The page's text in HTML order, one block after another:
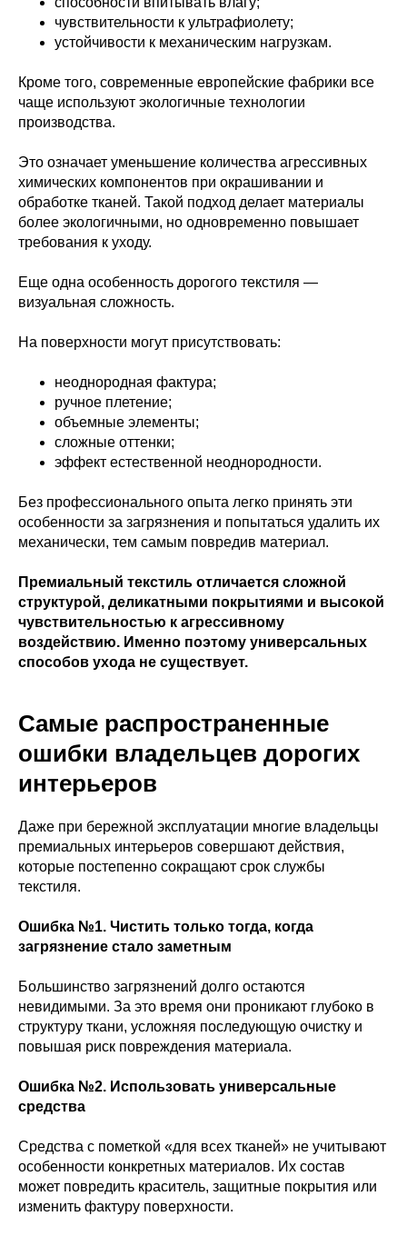
чувствительности к ультрафиолету;
устойчивости к механическим нагрузкам.
Кроме того, современные европейские фабрики все
чаще используют экологичные технологии
производства.
Это означает уменьшение количества агрессивных
химических компонентов при окрашивании и
обработке тканей. Такой подход делает материалы
более экологичными, но одновременно повышает
требования к уходу.
Еще одна особенность дорогого текстиля —
визуальная сложность.
На поверхности могут присутствовать:
неоднородная фактура;
ручное плетение;
объемные элементы;
сложные оттенки;
эффект естественной неоднородности.
Без профессионального опыта легко принять эти
особенности за загрязнения и попытаться удалить их
механически, тем самым повредив материал.
Премиальный текстиль отличается сложной
структурой, деликатными покрытиями и высокой
чувствительностью к агрессивному
воздействию. Именно поэтому универсальных
способов ухода не существует.
Самые распространенные
ошибки владельцев дорогих
интерьеров
Даже при бережной эксплуатации многие владельцы
премиальных интерьеров совершают действия,
которые постепенно сокращают срок службы
текстиля.
Ошибка №1. Чистить только тогда, когда
загрязнение стало заметным
Большинство загрязнений долго остаются
невидимыми. За это время они проникают глубоко в
структуру ткани, усложняя последующую очистку и
повышая риск повреждения материала.
Ошибка №2. Использовать универсальные
средства
Средства с пометкой «для всех тканей» не учитывают
особенности конкретных материалов. Их состав
может повредить краситель, защитные покрытия или
изменить фактуру поверхности.